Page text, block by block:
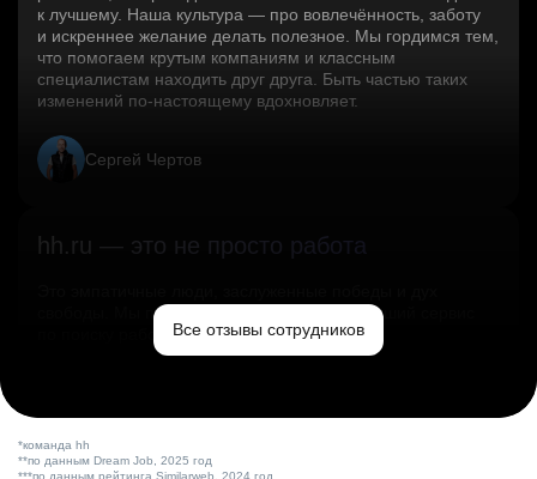
к лучшему. Наша культура — про вовлечённость, заботу
и искреннее желание делать полезное. Мы гордимся тем,
что помогаем крутым компаниям и классным
специалистам находить друг друга. Быть частью таких
изменений по‑настоящему вдохновляет.
Сергей Чертов
hh.ru — это не просто работа
свободы. Мы помогаем миру и создаём лучший сервис
по поиску работы в стране.Все отзывы сотрудников
*команда hh
**по данным Dream Job, 2025 год
***по данным рейтинга Similarweb, 2024 год